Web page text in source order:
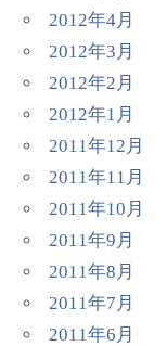
2012年4月
2012年3月
2012年2月
2012年1月
2011年12月
2011年11月
2011年10月
2011年9月
2011年8月
2011年7月
2011年6月